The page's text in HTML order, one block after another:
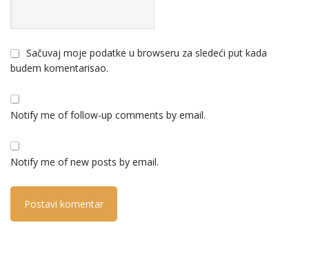
Sačuvaj moje podatke u browseru za sledeći put kada
budem komentarisao.
Notify me of follow-up comments by email.
Notify me of new posts by email.